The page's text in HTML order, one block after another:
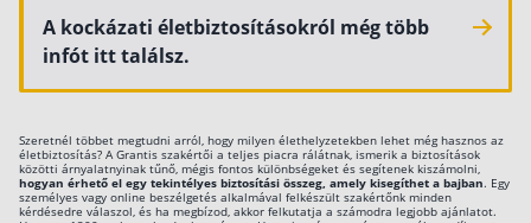
A kockázati életbiztosításokról még több
infót itt találsz.
Szeretnél többet megtudni arról, hogy milyen élethelyzetekben lehet még hasznos az
életbiztosítás? A Grantis szakértői a teljes piacra rálátnak, ismerik a biztosítások
közötti árnyalatnyinak tűnő, mégis fontos különbségeket és segítenek kiszámolni,
hogyan érhető el egy tekintélyes biztosítási összeg, amely kisegíthet a bajban. Egy
személyes vagy online beszélgetés alkalmával felkészült szakértőnk minden
kérdésedre válaszol, és ha megbízod, akkor felkutatja a számodra legjobb ajánlatot.